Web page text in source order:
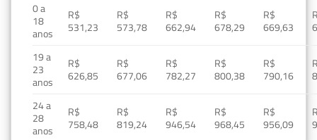
0 a
18
anos
R$
531,23
R$
573,78
R$
662,94
R$
678,29
R$
669,63
19 a
23
anos
R$
626,85
R$
677,06
R$
782,27
R$
800,38
R$
790,16
24 a
28
anos
R$
758,48
R$
819,24
R$
946,54
R$
968,45
R$
956,09